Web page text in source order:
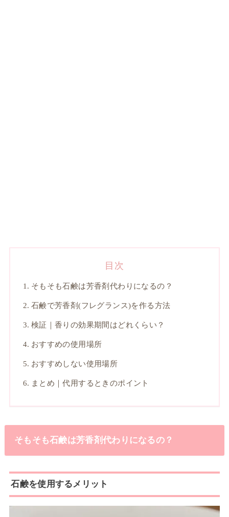
目次
そもそも石鹸は芳香剤代わりになるの？
石鹸で芳香剤(フレグランス)を作る方法
検証｜香りの効果期間はどれくらい？
おすすめの使用場所
おすすめしない使用場所
まとめ｜代用するときのポイント
そもそも石鹸は芳香剤代わりになるの？
石鹸を使用するメリット